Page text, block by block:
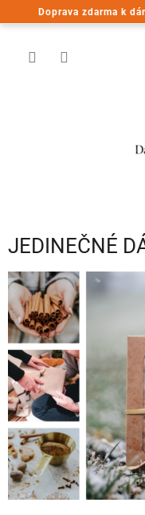
Doprava zdarma k
na
JEDINEČNÉ